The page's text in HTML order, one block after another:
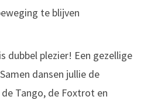
te blijven
dubbel plezier! Een gezellige
dansen jullie de
Tango, de Foxtrot en